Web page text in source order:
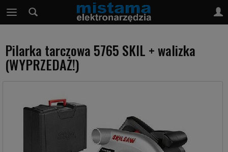
Pilarka tarczowa 5765 SKIL + walizka
(WYPRZEDAŻ!)